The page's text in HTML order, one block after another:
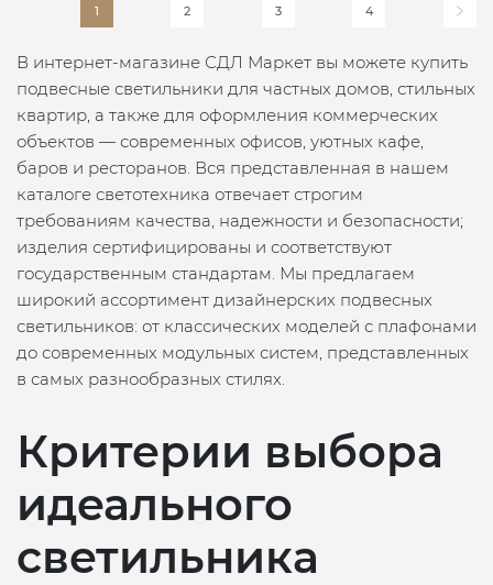
1 2 3 4
В интернет-магазине СДЛ Маркет вы можете купить
подвесные светильники для частных домов, стильных
квартир, а также для оформления коммерческих
объектов — современных офисов, уютных кафе,
баров и ресторанов. Вся представленная в нашем
каталоге светотехника отвечает строгим
требованиям качества, надежности и безопасности;
изделия сертифицированы и соответствуют
государственным стандартам. Мы предлагаем
широкий ассортимент дизайнерских подвесных
светильников: от классических моделей с плафонами
до современных модульных систем, представленных
в самых разнообразных стилях.
Критерии выбора
идеального
светильника